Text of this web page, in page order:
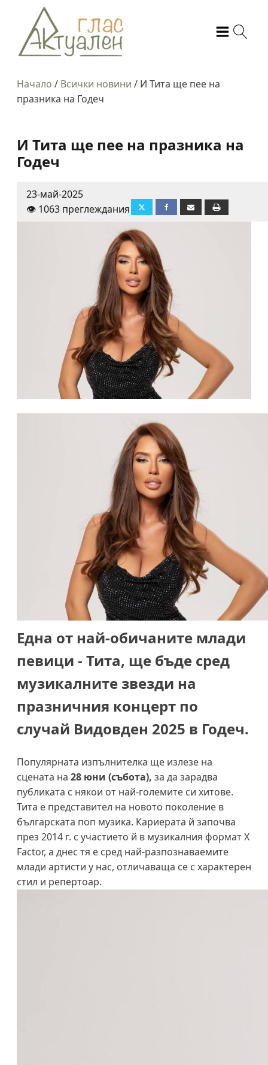
Начало / Всички новини / И Тита ще пее на
празника на Годеч
И Тита ще пее на празника на
Годеч
23-май-2025
👁️ 1063 преглеждания
Една от най-обичаните млади
певици - Тита, ще бъде сред
музикалните звезди на
празничния концерт по
случай Видовден 2025 в Годеч.
Популярната изпълнителка ще излезе на
сцената на 28 юни (събота), за да зарадва
публиката с някои от най-големите си хитове.
Тита е представител на новото поколение в
българската поп музика. Кариерата й започва
през 2014 г. с участието й в музикалния формат X
Factor, а днес тя е сред най-разпознаваемите
млади артисти у нас, отличаваща се с характерен
стил и репертоар.